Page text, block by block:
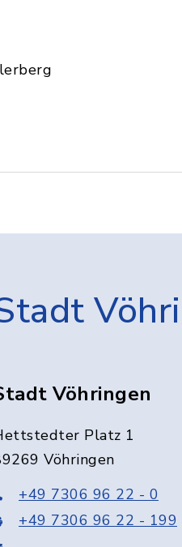
Vöhringen
Platz 1
Vöhringen
+49 7306 96 22 - 0
+49 7306 96 22 - 199